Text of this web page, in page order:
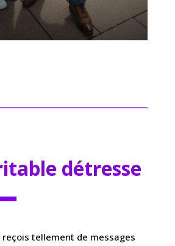
détresse
reçois tellement de messages